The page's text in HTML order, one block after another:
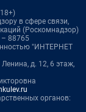
в сфере связи,
(Роскомнадзор)
88765
"ИНТЕРНЕТ
д. 12, 6 этаж,
органов: